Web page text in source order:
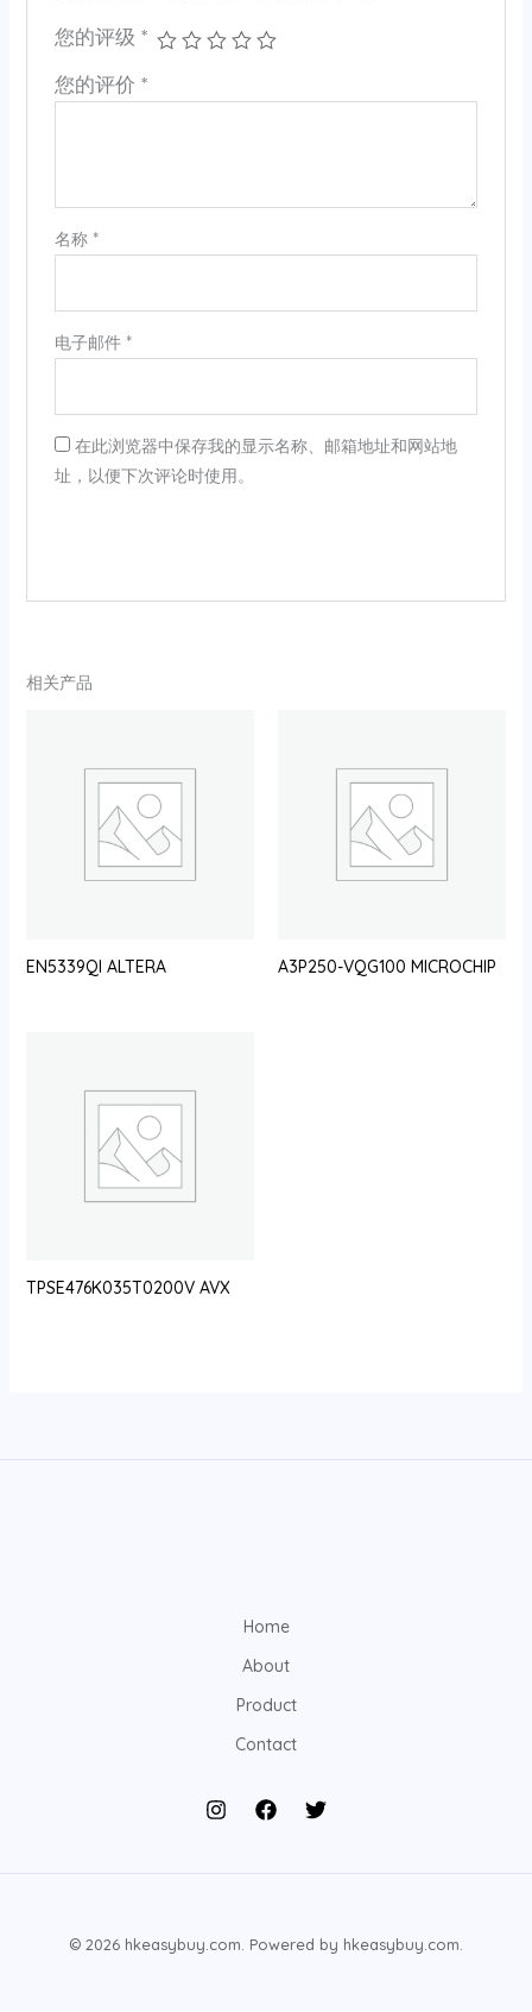
您的评级 *
您的评价 *
名称 *
电子邮件 *
在此浏览器中保存我的显示名称、邮箱地址和网站地
址，以便下次评论时使用。
相关产品
EN5339QI ALTERA A3P250-VQG100 MICROCHIP
TPSE476K035T0200V AVX
Home
About
Product
Contact
© 2026 hkeasybuy.com. Powered by hkeasybuy.com.